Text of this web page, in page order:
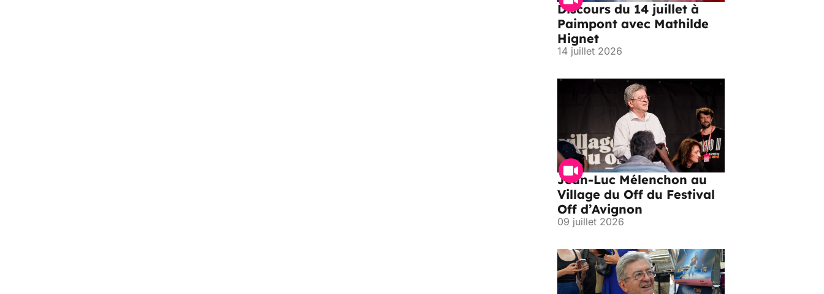
Discours du 14 juillet à
Paimpont avec Mathilde
Hignet
14 juillet 2026
Jean-Luc Mélenchon au
Village du Off du Festival
Off d’Avignon
09 juillet 2026